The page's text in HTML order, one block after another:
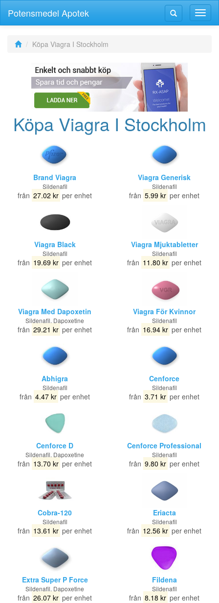
Växla
Växla
navigering
Potensmedel Apotek
Köpa Viagra I Stockholm
Köpa Viagra I Stockholm
Brand Viagra
Sildenafil
från 27.02 kr per enhet
Viagra Generisk
Sildenafil
från 5.99 kr per enhet
Viagra Black
Sildenafil
från 19.69 kr per enhet
Viagra Mjuktabletter
Sildenafil
från 11.80 kr per enhet
Viagra Med Dapoxetin
Sildenafil, Dapoxetine
från 29.21 kr per enhet
Viagra För Kvinnor
Sildenafil
från 16.94 kr per enhet
Abhigra
Sildenafil
från 4.47 kr per enhet
Cenforce
Sildenafil
från 3.71 kr per enhet
Cenforce D
Sildenafil, Dapoxetine
från 13.70 kr per enhet
Cenforce Professional
Sildenafil
från 9.80 kr per enhet
Cobra-120
Sildenafil
från 13.61 kr per enhet
Eriacta
Sildenafil
från 12.56 kr per enhet
Extra Super P Force
Sildenafil, Dapoxetine
från 26.07 kr per enhet
Fildena
Sildenafil
från 8.18 kr per enhet